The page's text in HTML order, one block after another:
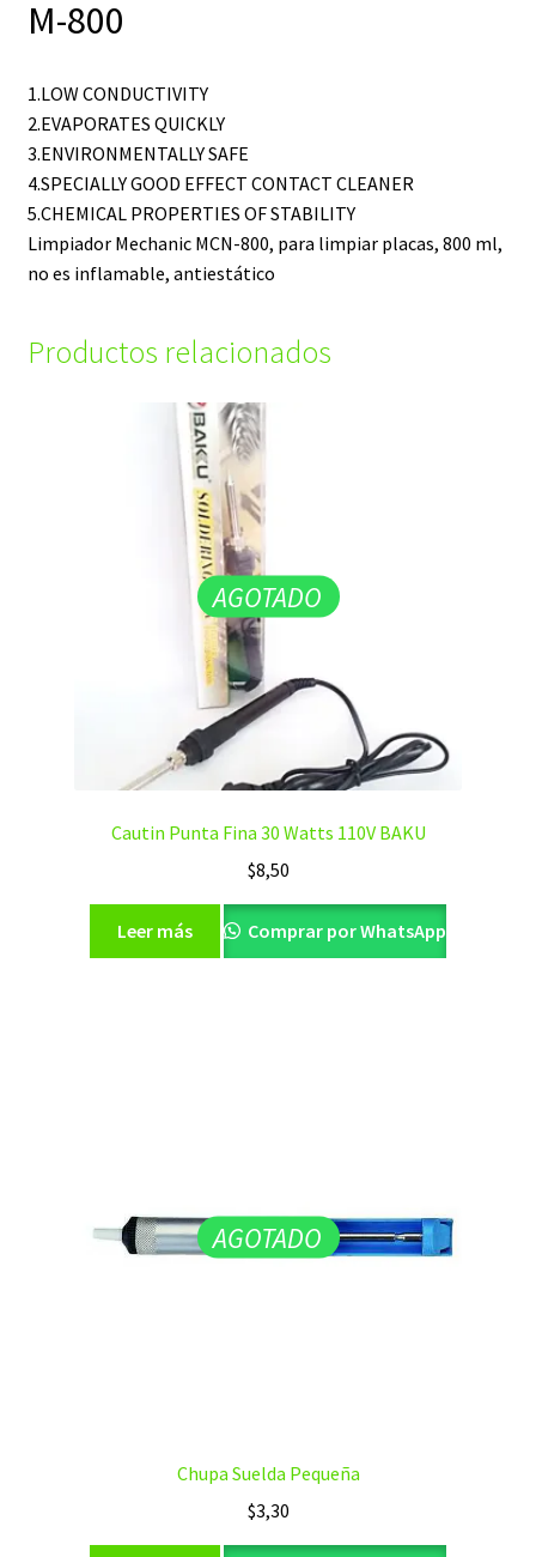
M-800
1.LOW CONDUCTIVITY
2.EVAPORATES QUICKLY
3.ENVIRONMENTALLY SAFE
4.SPECIALLY GOOD EFFECT CONTACT CLEANER
5.CHEMICAL PROPERTIES OF STABILITY
Limpiador Mechanic MCN-800, para limpiar placas, 800 ml,
no es inflamable, antiestático
Productos relacionados
AGOTADO
Cautin Punta Fina 30 Watts 110V BAKU
$8,50
Leer más Comprar por WhatsApp
AGOTADO
Chupa Suelda Pequeña
$3,30